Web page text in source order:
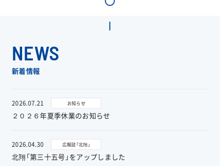
NEWS
新着情報
2026.07.21 お知らせ
２０２６年夏季休業のお知らせ
2026.04.30 広報誌「北翔」
北翔「第三十五号」をアップしました
沿革
新着情報